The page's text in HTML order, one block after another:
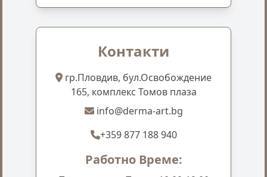
Контакти
гр.Пловдив, бул.Освобождение
165, комплекс Томов плаза
info@derma-art.bg
+359 877 188 940
Работно Време: